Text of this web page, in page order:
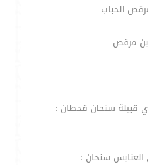
الحباب
مرقص
قبيلة سنحان قحطان :
سنحان :